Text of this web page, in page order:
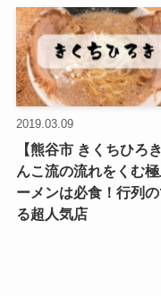
2019.03.09
【熊谷市 きくちひろ
んこ流の流れをくむ
ーメンは必食！行列の
る超人気店